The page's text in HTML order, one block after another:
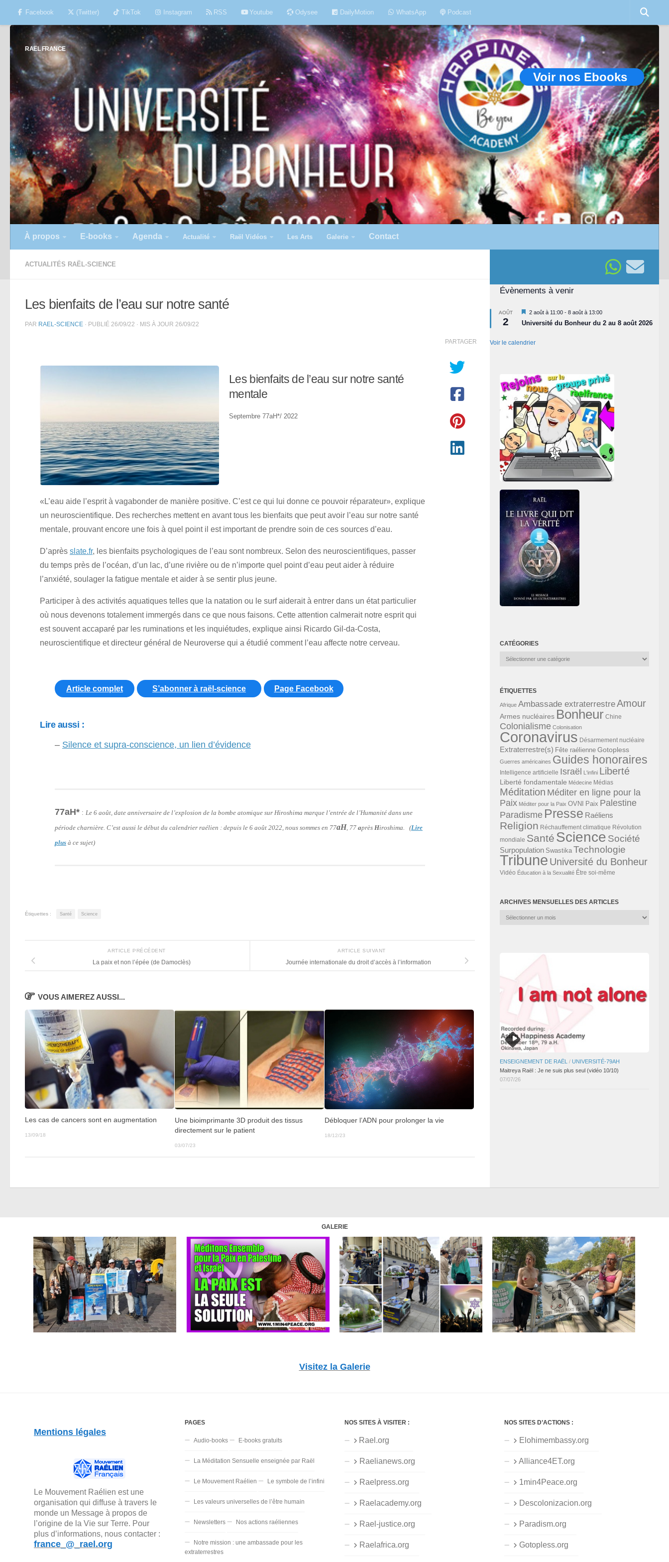
Skip to content
Facebook (Twitter) TikTok Instagram RSS Youtube Odysee DailyMotion WhatsApp Podcast
RAËL FRANCE
Voir nos Ebooks
À propos E-books Agenda Actualité Raël Vidéos Les Arts Galerie Contact
ACTUALITÉS RAËL-SCIENCE
Les bienfaits de l’eau sur notre santé
PAR RAEL-SCIENCE · PUBLIÉ 26/09/22 · MIS À JOUR 26/09/22
Les bienfaits de l’eau sur notre santé
mentale
Septembre 77aH*/ 2022
«L’eau aide l’esprit à vagabonder de manière positive. C’est ce qui lui donne ce pouvoir réparateur», explique
un neuroscientifique. Des recherches mettent en avant tous les bienfaits que peut avoir l’eau sur notre santé
mentale, prouvant encore une fois à quel point il est important de prendre soin de ces sources d’eau.
D’après slate.fr, les bienfaits psychologiques de l’eau sont nombreux. Selon des neuroscientifiques, passer
du temps près de l’océan, d’un lac, d’une rivière ou de n’importe quel point d’eau peut aider à réduire
l’anxiété, soulager la fatigue mentale et aider à se sentir plus jeune.
Participer à des activités aquatiques telles que la natation ou le surf aiderait à entrer dans un état particulier
où nous devenons totalement immergés dans ce que nous faisons. Cette attention calmerait notre esprit qui
est souvent accaparé par les ruminations et les inquiétudes, explique ainsi Ricardo Gil-da-Costa,
neuroscientifique et directeur général de Neuroverse qui a étudié comment l’eau affecte notre cerveau.
Article complet S’abonner à raël-science Page Facebook
Lire aussi :
– Silence et supra-conscience, un lien d’évidence
77aH* : Le 6 août, date anniversaire de l’explosion de la bombe atomique sur Hiroshima marque l’entrée de l’Humanité dans une
période charnière. C’est aussi le début du calendrier raélien : depuis le 6 août 2022, nous sommes en 77aH , 77 après Hiroshima. (Lire
plus à ce sujet)
PARTAGER
Étiquettes : Santé Science
ARTICLE SUIVANT
Journée internationale du droit d’accès à l’information
ARTICLE PRÉCÉDENT
La paix et non l’épée (de Damoclès)
VOUS AIMEREZ AUSSI...
Les cas de cancers sont en augmentation
13/09/18
Une bioimprimante 3D produit des tissus
directement sur le patient
03/07/23
Débloquer l’ADN pour prolonger la vie
18/12/23
Évènements à venir
AOÛT
2
Mis
en
avant
2 août à 11:00 - 8 août à 13:00
Université du Bonheur du 2 au 8 août 2026
Voir le calendrier
CATÉGORIES
Catégories
ÉTIQUETTES
Afrique Ambassade extraterrestreAmour
Armes nucléaires Bonheur Chine
Colonialisme Colonisation
Coronavirus Désarmement nucléaire
Extraterrestre(s) Fête raélienne Gotopless
Guerres américaines Guides honoraires
Intelligence artificielle Israël L'infini Liberté
Liberté fondamentale Médecine Médias
Méditation Méditer en ligne pour la
Paix Méditer pour la Paix OVNI Paix Palestine
Paradisme Presse Raéliens
Religion Réchauffement climatique Révolution
mondiale Santé Science Société
Surpopulation Swastika Technologie
Tribune Université du Bonheur
Vidéo Éducation à la Sexualité Être soi-même
ARCHIVES MENSUELLES DES ARTICLES
Archives
ENSEIGNEMENT DE RAËL / UNIVERSITÉ-79AH
Maitreya Raël : Je ne suis plus seul (vidéo 10/10)
07/07/26
GALERIE
Visitez la Galerie
Mentions légales
Le Mouvement Raélien est une
organisation qui diffuse à travers le
monde un Message à propos de
l’origine de la Vie sur Terre. Pour
plus d’informations, nous contacter :
france_@_rael.org
PAGES
Audio-books E-books gratuits
La Méditation Sensuelle enseignée par Raël
Le Mouvement Raélien Le symbole de l’infini
Les valeurs universelles de l’être humain
Newsletters Nos actions raéliennes
Notre mission : une ambassade pour les
extraterrestres
NOS SITES À VISITER :
Rael.org
Raelianews.org
Raelpress.org
Raelacademy.org
Rael-justice.org
Raelafrica.org
NOS SITES D’ACTIONS :
Elohimembassy.org
Alliance4ET.org
1min4Peace.org
Descolonizacion.org
Paradism.org
Gotopless.org